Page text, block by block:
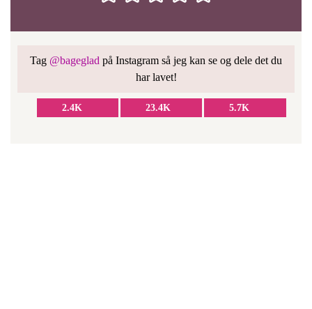
Tag @bageglad på Instagram så jeg kan se og dele det du
har lavet!
2.4K 23.4K 5.7K